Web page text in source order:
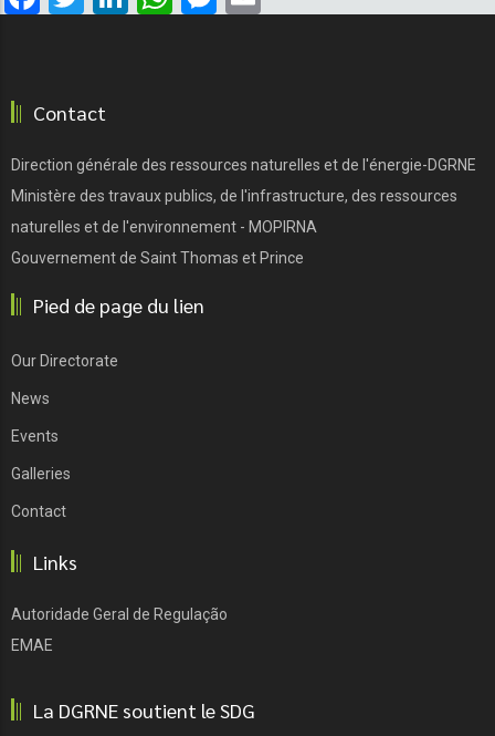
Contact
Direction générale des ressources naturelles et de l'énergie-DGRNE
Ministère des travaux publics, de l'infrastructure, des ressources
naturelles et de l'environnement - MOPIRNA
Gouvernement de Saint Thomas et Prince
Pied de page du lien
Our Directorate
News
Events
Galleries
Contact
Links
Autoridade Geral de Regulação
EMAE
La DGRNE soutient le SDG